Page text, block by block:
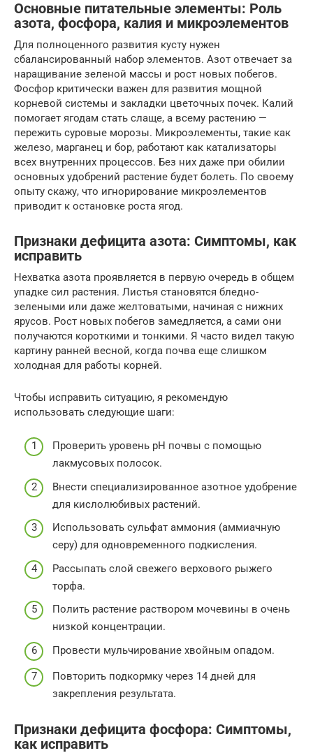
Основные питательные элементы: Роль
азота, фосфора, калия и микроэлементов
Для полноценного развития кусту нужен
сбалансированный набор элементов. Азот отвечает за
наращивание зеленой массы и рост новых побегов.
Фосфор критически важен для развития мощной
корневой системы и закладки цветочных почек. Калий
помогает ягодам стать слаще, а всему растению —
пережить суровые морозы. Микроэлементы, такие как
железо, марганец и бор, работают как катализаторы
всех внутренних процессов. Без них даже при обилии
основных удобрений растение будет болеть. По своему
опыту скажу, что игнорирование микроэлементов
приводит к остановке роста ягод.
Признаки дефицита азота: Симптомы, как
исправить
Нехватка азота проявляется в первую очередь в общем
упадке сил растения. Листья становятся бледно-
зелеными или даже желтоватыми, начиная с нижних
ярусов. Рост новых побегов замедляется, а сами они
получаются короткими и тонкими. Я часто видел такую
картину ранней весной, когда почва еще слишком
холодная для работы корней.
Чтобы исправить ситуацию, я рекомендую
использовать следующие шаги:
Проверить уровень pH почвы с помощью
лакмусовых полосок.
Внести специализированное азотное удобрение
для кислолюбивых растений.
Использовать сульфат аммония (аммиачную
серу) для одновременного подкисления.
Рассыпать слой свежего верхового рыжего
торфа.
Полить растение раствором мочевины в очень
низкой концентрации.
Провести мульчирование хвойным опадом.
Повторить подкормку через 14 дней для
закрепления результата.
Признаки дефицита фосфора: Симптомы,
как исправить